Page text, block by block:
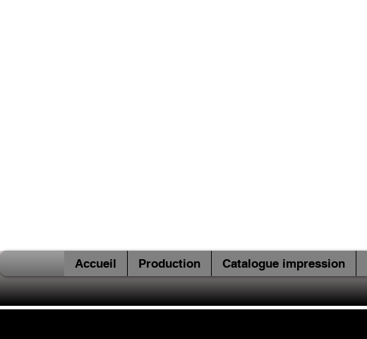
Accueil Production Catalogue impression